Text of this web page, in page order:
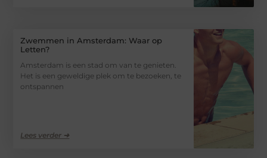
Zwemmen in Amsterdam: Waar op
Letten?
Amsterdam is een stad om van te genieten.
Het is een geweldige plek om te bezoeken, te
ontspannen
Lees verder ➜